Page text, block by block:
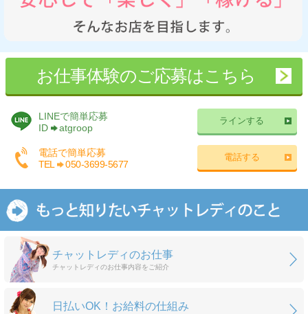
お仕事体験のご応募はこちら
LINEで簡単応募
ID
atgroop
ラインする
電話で簡単応募
TEL
050-3699-5677
電話する
チャットレディのお仕事
チャットレディのお仕事内容をご紹介
日払いOK！お給料の仕組み